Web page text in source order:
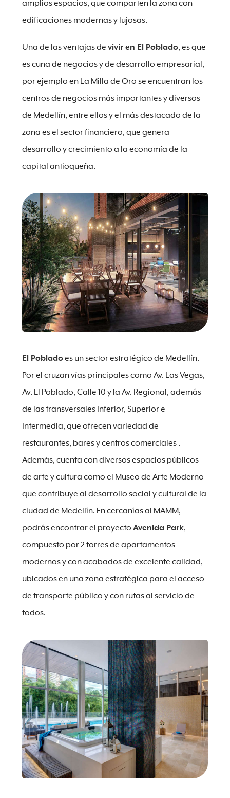
amplios espacios, que comparten la zona con
edificaciones modernas y lujosas.
Una de las ventajas de vivir en El Poblado, es que
es cuna de negocios y de desarrollo empresarial,
por ejemplo en La Milla de Oro se encuentran los
centros de negocios más importantes y diversos
de Medellín, entre ellos y el más destacado de la
zona es el sector financiero, que genera
desarrollo y crecimiento a la economía de la
capital antioqueña.
El Pobladoes un sector estratégico de Medellín.
Por el cruzan vías principales como Av. Las Vegas,
Av. El Poblado, Calle 10 y la Av. Regional, además
de las transversales Inferior, Superior e
Intermedia, que ofrecen variedad de
restaurantes, bares y centros comerciales .
Además, cuenta con diversos espacios públicos
de arte y cultura como el Museo de Arte Moderno
que contribuye al desarrollo social y cultural de la
ciudad de Medellín. En cercanías al MAMM,
podrás encontrar el proyecto Avenida Park,
compuesto por 2 torres de apartamentos
modernos y con acabados de excelente calidad,
ubicados en una zona estratégica para el acceso
de transporte público y con rutas al servicio de
todos.